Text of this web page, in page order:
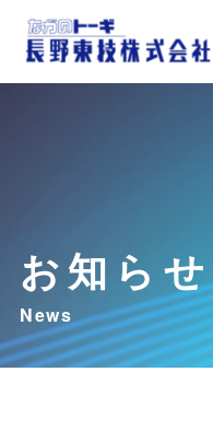
お知らせ